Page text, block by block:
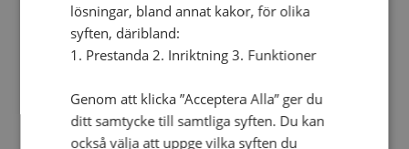
På tomten kommer det även att finnas en
gård som ska fungera som sam­lings­plats för
hela samhället. Runt verk­sta­den ska det
byggas några mindre lokaler där nya ent­re­pre­
nö­rer får möjlighet att hyra in sig. Här ska
finnas utrymme för nya initiativ och ska­
lösningar, bland annat kakor, för olika
syften, däribland:
1. Prestanda 2. Inriktning 3. Funktioner
Genom att klicka ”Acceptera Alla” ger du
ditt samtycke till samtliga syften. Du kan
också välja att uppge vilka syften du